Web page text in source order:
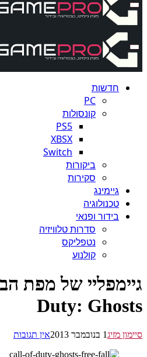
חדשות
PC
קונסולות
PS5
XBSX
Switch
ביקורות
סקירות
גיימינג
טכנולוגיה
בידור ופנאי
סדרות טלוויזיה
נטפליקס
קולנוע
Duty:
מזיג1 בנובמבר 2013 אין תגובות